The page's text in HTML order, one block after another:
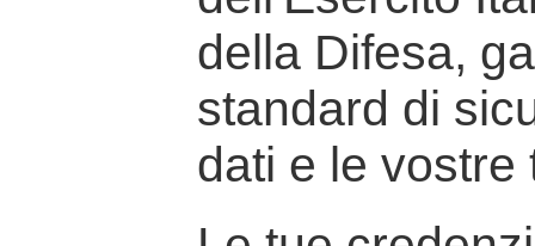
della Difesa,
standard di
dati e le vostre